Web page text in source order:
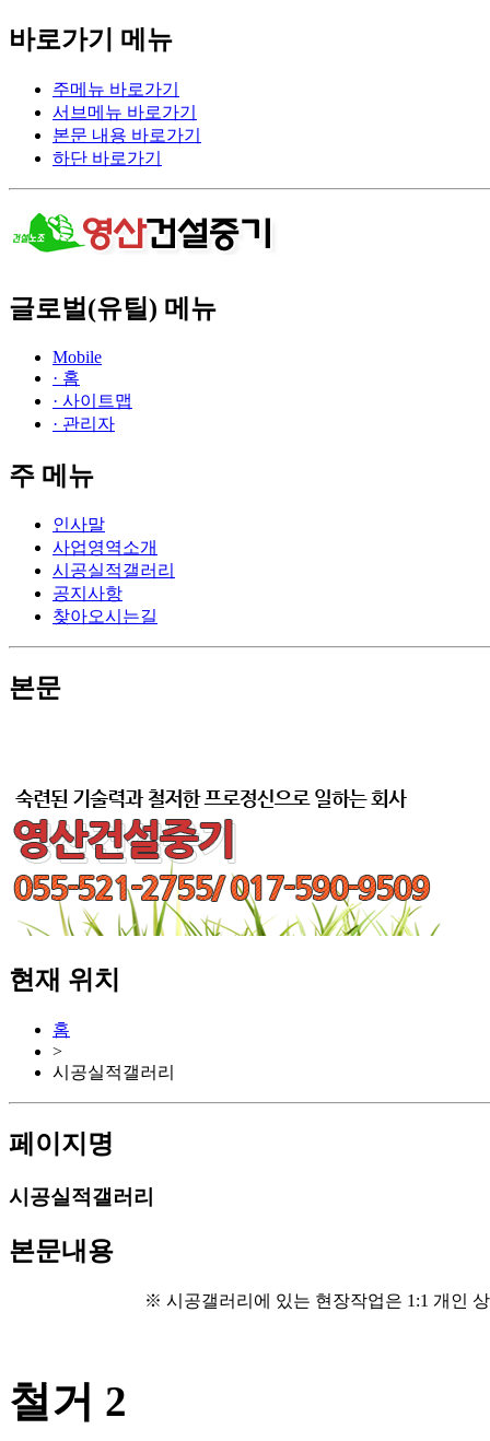
바로가기 메뉴
주메뉴 바로가기
서브메뉴 바로가기
본문 내용 바로가기
하단 바로가기
글로벌(유틸) 메뉴
Mobile
· 홈
· 사이트맵
· 관리자
주 메뉴
인사말
사업영역소개
시공실적갤러리
공지사항
찾아오시는길
본문
현재 위치
홈
>
시공실적갤러리
페이지명
시공실적갤러리
본문내용
※ 시공갤러리에 있는 현장작업은 1:1 개인
철거 2